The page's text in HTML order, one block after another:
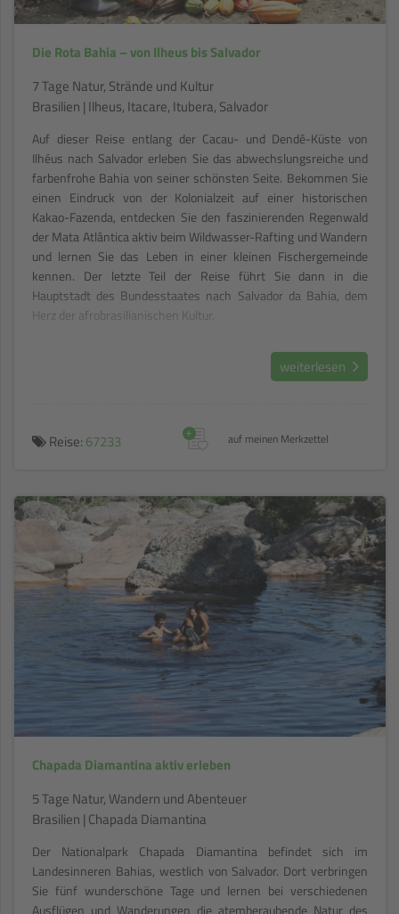
Die Rota Bahia – von Ilheus bis Salvador
7 Tage Natur, Strände und Kultur
Brasilien | Ilheus, Itacare, Itubera, Salvador
Auf dieser Reise entlang der Cacau- und Dendê-Küste von
Ilhéus nach Salvador erleben Sie das abwechslungsreiche und
farbenfrohe Bahia von seiner schönsten Seite. Bekommen Sie
einen Eindruck von der Kolonialzeit auf einer historischen
Kakao-Fazenda, entdecken Sie den faszinierenden Regenwald
der Mata Atlântica aktiv beim Wildwasser-Rafting und Wandern
und lernen Sie das Leben in einer kleinen Fischergemeinde
kennen. Der letzte Teil der Reise führt Sie dann in die
Hauptstadt des Bundesstaates nach Salvador da Bahia, dem
Herz der afrobrasilianischen Kultur.
weiterlesen
Reise: 67233 auf meinen Merkzettel
+
Chapada Diamantina aktiv erleben
5 Tage Natur, Wandern und Abenteuer
Brasilien | Chapada Diamantina
Der Nationalpark Chapada Diamantina befindet sich im
Landesinneren Bahias, westlich von Salvador. Dort verbringen
Sie fünf wunderschöne Tage und lernen bei verschiedenen